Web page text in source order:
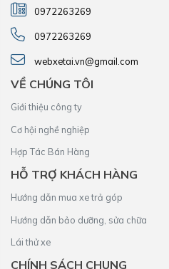
0972263269
0972263269
webxetai.vn@gmail.com
VỀ CHÚNG TÔI
Giới thiệu công ty
Cơ hội nghề nghiệp
Hợp Tác Bán Hàng
HỖ TRỢ KHÁCH HÀNG
Hướng dẫn mua xe trả góp
Hướng dẫn bảo dưỡng, sửa chữa
Lái thử xe
CHÍNH SÁCH CHUNG